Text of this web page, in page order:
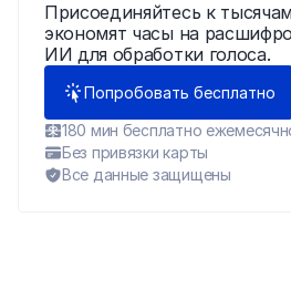
Присоединяйтесь к
экономят часы на
ИИ для обработки голоса.
Попробовать бесплатно
180 мин бесплатно
Без привязки карты
Все данные защищены